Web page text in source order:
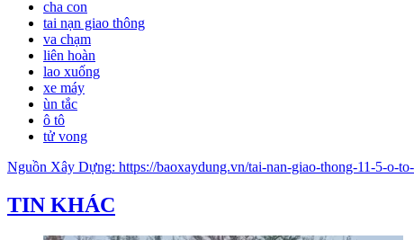
cha con
tai nạn giao thông
va chạm
liên hoàn
lao xuống
xe máy
ùn tắc
ô tô
tử vong
Nguồn Xây Dựng: https://baoxaydung.vn/tai-nan-giao-thong-11-5-o-
TIN KHÁC